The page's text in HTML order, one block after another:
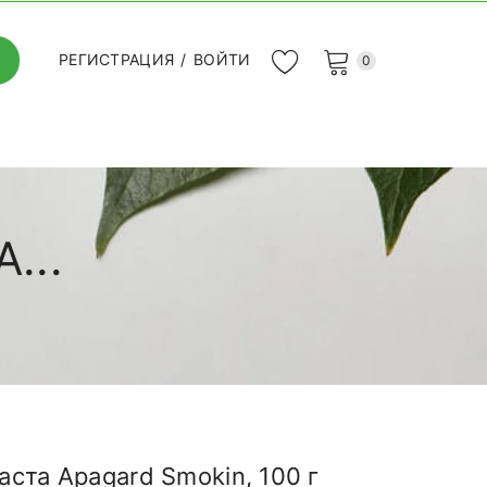
РЕГИСТРАЦИЯ / ВОЙТИ 0
Apagard Smokin, 100 г